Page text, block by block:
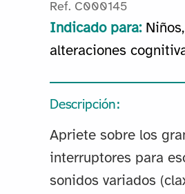
Ref. C000145
Indicado para: Niños,
alteraciones
Descripción:
Apriete sobre los
interruptores para
sonidos variados